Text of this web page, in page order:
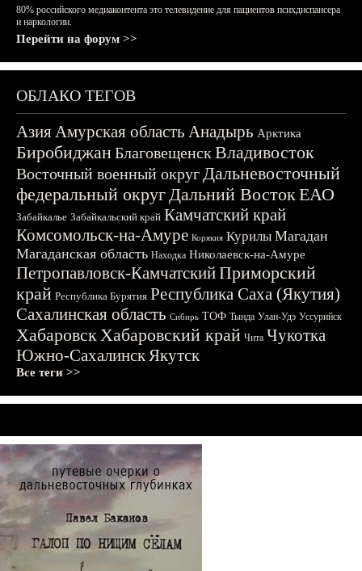
80% российского медиаконтента это телевидение для пациентов психдиспансера
и наркологии.
Перейти на форум >>
ОБЛАКО ТЕГОВ
АзияАмурская область Анадырь Арктика
БиробиджанБлаговещенскВладивосток
Восточный военный округДальневосточный
федеральный округДальний ВостокЕАО
Забайкалье Забайкальский край Камчатский край
Комсомольск-на-Амуре Корякия Курилы Магадан
Магаданская область Находка Николаевск-на-Амуре
Петропавловск-КамчатскийПриморский
край Республика Бурятия Республика Саха (Якутия)
Сахалинская область Сибирь ТОФ Тында Улан-Удэ Уссурийск
ХабаровскХабаровский край Чита Чукотка
Южно-СахалинскЯкутск
Все теги >>